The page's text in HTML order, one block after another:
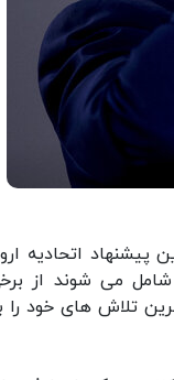
اتحادیه اروپا
می شوند از برخی
تلاش های خود را به